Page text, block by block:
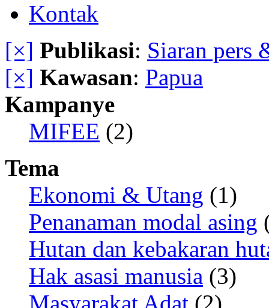
Kontak
[×] Publikasi: Siaran pers
[×] Kawasan: Papua
Kampanye
MIFEE (2)
Tema
Ekonomi & Utang (1)
Penanaman modal asing
Hutan dan kebakaran
Hak asasi manusia (3)